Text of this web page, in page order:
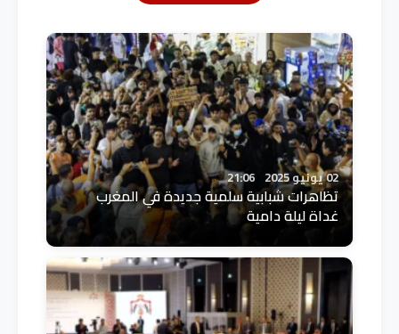
02 يونيو 2025 21:06
تظاهرات شبابية سلمية جديدة في المغرب
غداة ليلة دامية